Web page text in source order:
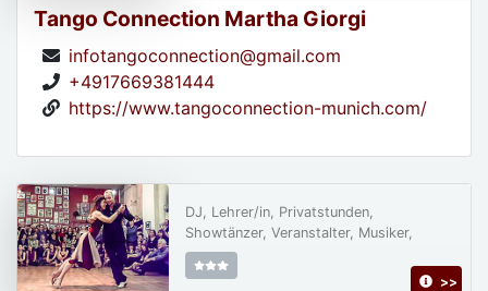
Tango Connection Martha Giorgi
infotangoconnection@gmail.com
+4917669381444
https://www.tangoconnection-munich.com/
DJ, Lehrer/in, Privatstunden,
Showtänzer, Veranstalter, Musiker,
>>